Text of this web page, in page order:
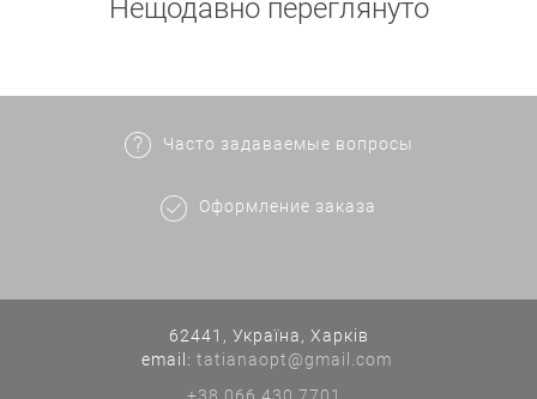
Нещодавно переглянуто
Часто задаваемые вопросы
Оформление заказа
62441, Україна, Харків
еmail: tatianaopt@gmail.com
+38 066 430 7701